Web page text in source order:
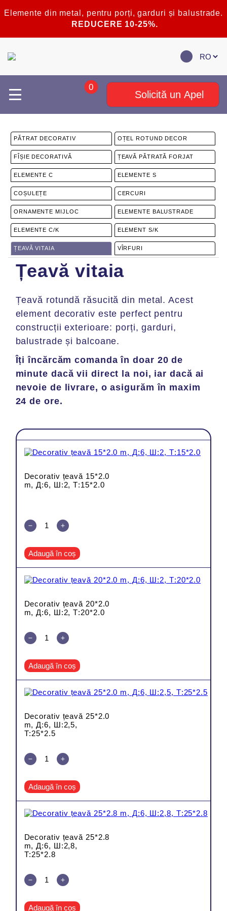
Elemente din metal, pentru porți, garduri și balustrade.
REDUCERE 10-25%.
0
Solicită un Apel
PĂTRAT DECORATIV OȚEL ROTUND DECOR
FÎȘIE DECORATIVĂ ȚEAVĂ PĂTRATĂ FORJAT
ELEMENTE C ELEMENTE S
COȘULEȚE CERCURI
ORNAMENTE MIJLOC ELEMENTE BALUSTRADE
ELEMENTE C/K ELEMENT S/K
ȚEAVĂ VITAIA VÎRFURI
Țeavă vitaia
Țeavă rotundă răsucită din metal. Acest
element decorativ este perfect pentru
construcții exterioare: porți, garduri,
balustrade și balcoane.
Îți încărcăm comanda în doar 20 de
minute dacă vii direct la noi, iar dacă ai
nevoie de livrare, o asigurăm în maxim
24 de ore.
Decorativ țeavă 15*2.0
m, Д:6, Ш:2, Т:15*2.0
Adaugă în coș
Decorativ țeavă 20*2.0
m, Д:6, Ш:2, Т:20*2.0
Adaugă în coș
Decorativ țeavă 25*2.0
m, Д:6, Ш:2,5,
Т:25*2.5
Adaugă în coș
Decorativ țeavă 25*2.8
m, Д:6, Ш:2,8,
Т:25*2.8
Adaugă în coș
Total